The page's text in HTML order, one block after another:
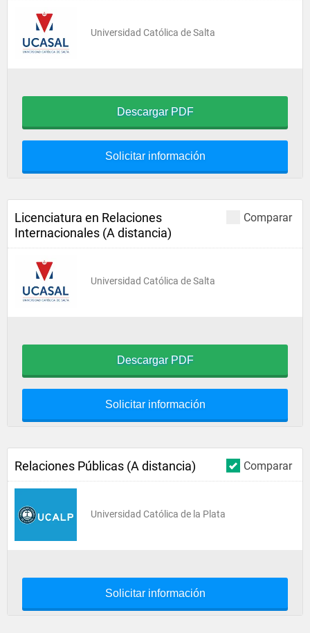
Universidad Católica de Salta
Descargar PDF
Solicitar información
Comparar
Licenciatura en Relaciones
Internacionales (A distancia)
Universidad Católica de Salta
Descargar PDF
Solicitar información
Comparar
Relaciones Públicas (A distancia)
Universidad Católica de la Plata
Solicitar información